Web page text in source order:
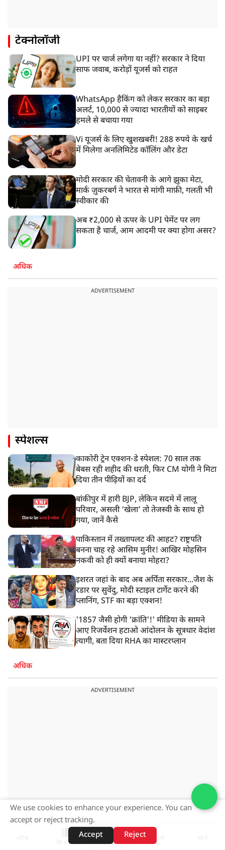
टेक्नोलॉजी
UPI पर चार्ज लगेगा या नहीं? सरकार ने दिया
साफ जवाब, करोड़ों यूजर्स को राहत
WhatsApp हैकिंग को लेकर सरकार का बड़ा
अलर्ट, 10,000 से ज्यादा भारतीयों को साइबर
हमले से बचाया गया
Vi यूजर्स के लिए खुशखबरी! 288 रुपये के खर्च
में मिलेगा अनलिमिटेड कॉलिंग और डेटा
मोदी सरकार की चेतावनी के आगे झुका मेटा,
मार्क ज़ुकरबर्ग ने भारत से मांगी माफ़ी, गलती भी
स्वीकार की
अब ₹2,000 से ऊपर के UPI पेमेंट पर लग
सकता है चार्ज, आम आदमी पर क्या होगा असर?
अधिक
ADVERTISEMENT
स्पेशल्स
काकोरी ट्रेन एक्शन-डे स्पेशल: 70 साल तक
बेबस रही शहीद की धरती, फिर CM योगी ने मिटा
दिया तीन पीढ़ियों का दर्द
बांकीपुर में हारी BJP, लेकिन सदमे में लालू
परिवार, असली ‘खेला’ तो तेजस्वी के साथ हो
गया, जानें कैसे
पाकिस्तान में तख्तापलट की आहट? राष्ट्रपति
बनना चाह रहे आसिम मुनीर! आखिर मोहसिन
नकवी को ही क्यों बनाया मोहरा?
इशरत जहां के बाद अब अर्पिता सरकार...जैश के
रडार पर सुवेंदु, मोदी स्टाइल टार्गेट करने की
प्लानिंग, STF का बड़ा एक्शन!
'1857 जैसी होगी 'क्रांति'!' मीडिया के सामने
आए रिजर्वेशन हटाओ आंदोलन के सूत्रधार वेदांश
त्यागी, बता दिया RHA का मास्टरप्लान
अधिक
ADVERTISEMENT
ADVERTISEMENT
वेब स्टोरीज़
We use cookies to enhance your experience. You can
accept or reject tracking.
Accept
Reject